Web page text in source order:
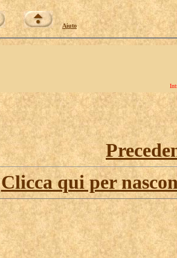
Aiuto
Clicca qui per